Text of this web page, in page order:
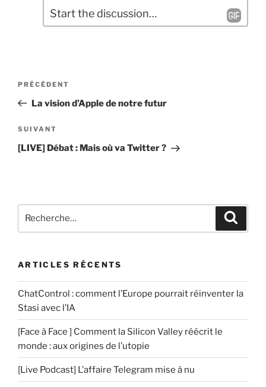
e
u
n
o
t
i
e
a
r
e
Navigation
l’article
Article
précédent
PRÉCÉDENT
La vision d’Apple de notre futur
Article
suivant
SUIVANT
[LIVE] Débat : Mais où va Twitter ?
pour
ARTICLES RÉCENTS
ChatControl : comment l’Europe pourrait réinventer la
Stasi avec l’IA
[Face à Face ] Comment la Silicon Valley réécrit le
monde : aux origines de l’utopie
[Live Podcast] L’affaire Telegram mise à nu